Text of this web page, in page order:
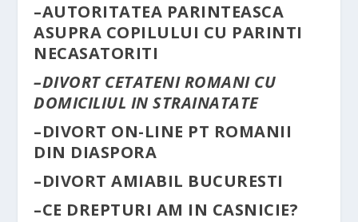
–AUTORITATEA PARINTEASCA
ASUPRA COPILULUI CU PARINTI
NECASATORITI
–DIVORT CETATENI ROMANI CU
DOMICILIUL IN STRAINATATE
–DIVORT ON-LINE PT ROMANII
DIN DIASPORA
–DIVORT AMIABIL BUCURESTI
–CE DREPTURI AM IN CASNICIE?